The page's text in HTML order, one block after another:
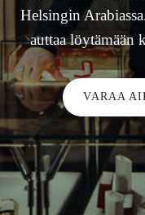
Helsingin
auttaa löytämään
VARAA